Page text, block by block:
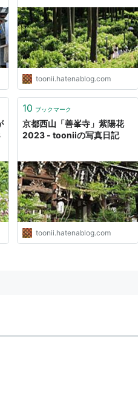
toonii.hatenablog.com
10 ブックマーク
京都西山「善峯寺」紫陽花
2023 - tooniiの写真日記
toonii.hatenablog.com